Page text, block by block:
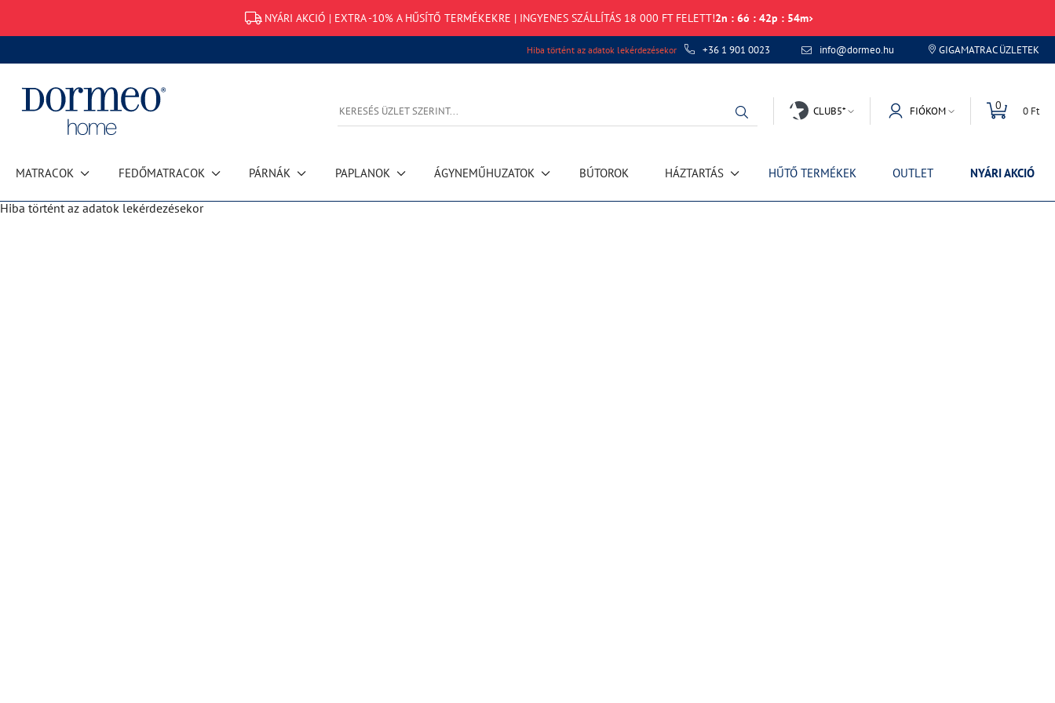
NYÁRI AKCIÓ | EXTRA -10% A HŰSÍTŐ TERMÉKEKRE | INGYENES SZÁLLÍTÁS 18 000 FT FELETT!2n : 6ó : 42p : 54m
Hiba történt az adatok lekérdezésekor +36 1 901 0023 info@dormeo.hu GIGAMATRAC ÜZLETEK
CLUB5* FIÓKOM 0 0 Ft
MATRACOK FEDŐMATRACOK PÁRNÁK PAPLANOK ÁGYNEMŰHUZATOK BÚTOROK HÁZTARTÁS HŰTŐ TERMÉKEK OUTLET NYÁRI AKCIÓ
Hiba történt az adatok lekérdezésekor